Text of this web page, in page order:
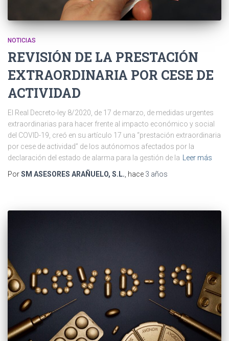
NOTICIAS
REVISIÓN DE LA PRESTACIÓN
EXTRAORDINARIA POR CESE DE
ACTIVIDAD
El Real Decreto-ley 8/2020, de 17 de marzo, de medidas urgentes
extraordinarias para hacer frente al impacto económico y social
del COVID-19, creó en su artículo 17 una “prestación extraordinaria
por cese de actividad” de los autónomos afectados por la
declaración del estado de alarma para la gestión de la
Leer más
PorSM ASESORES ARAÑUELO, S.L. , hace 3 años